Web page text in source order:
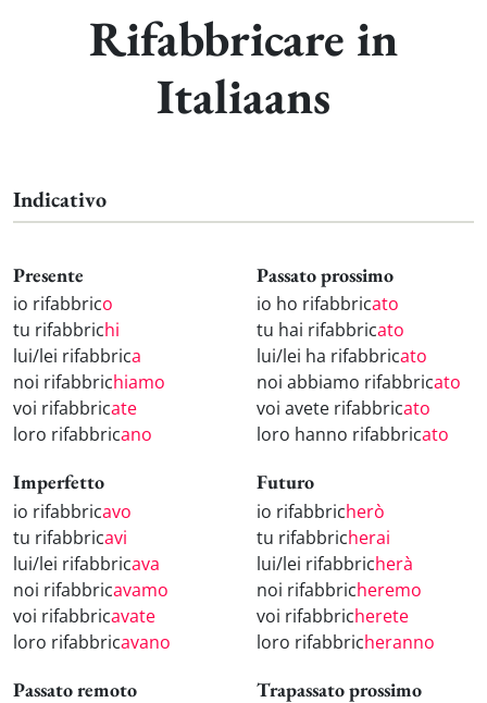
Rifabbricare in
Italiaans
Indicativo
Presente
io rifabbrico
tu rifabbrichi
lui/lei rifabbrica
noi rifabbrichiamo
voi rifabbricate
loro rifabbricano
Passato prossimo
io ho rifabbricato
tu hai rifabbricato
lui/lei ha rifabbricato
noi abbiamo rifabbricato
voi avete rifabbricato
loro hanno rifabbricato
Imperfetto
io rifabbricavo
tu rifabbricavi
lui/lei rifabbricava
noi rifabbricavamo
voi rifabbricavate
loro rifabbricavano
Futuro
io rifabbricherò
tu rifabbricherai
lui/lei rifabbricherà
noi rifabbricheremo
voi rifabbricherete
loro rifabbricheranno
Passato remoto Trapassato prossimo